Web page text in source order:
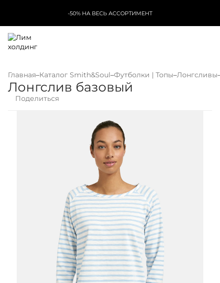
-50% НА ВЕСЬ АССОРТИМЕНТ
Главная–Каталог Smith&Soul–Футболки | Топы–Лонгсливы
Лонгслив базовый
Поделиться